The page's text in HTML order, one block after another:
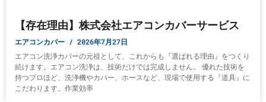
【存在理由】株式会社エアコンカバーサービス
エアコンカバー 2026年7月27日
エアコン洗浄カバーの元祖として、これからも『選ばれる理由』をつくり
続けます。エアコン洗浄は、技術だけでは完成しません。 優れた技術を
持つプロほど、洗浄機やカバー、ホースなど、現場で使用する『道具』に
こだわります。作業効率